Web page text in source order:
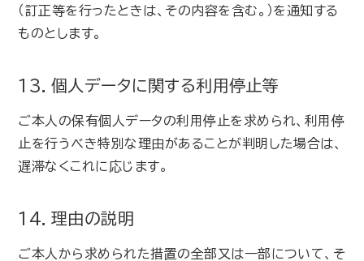
（訂正等を行ったときは、その内容を含む。）を通知する
ものとします。
13．個人データに関する利用停止等
ご本人の保有個人データの利用停止を求められ、利用停
止を行うべき特別な理由があることが判明した場合は、
遅滞なくこれに応じます。
14．理由の説明
ご本人から求められた措置の全部又は一部について、そ